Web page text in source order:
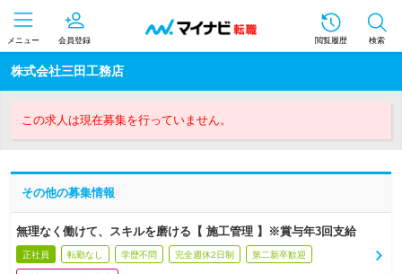
メニュー 会員登録 閲覧履歴 検索
株式会社三田工務店
この求人は現在募集を行っていません。
その他の募集情報
無理なく働けて、スキルを磨ける【 施工管理 】※賞与年3回支給
正社員 転勤なし 学歴不問 完全週休2日制 第二新卒歓迎